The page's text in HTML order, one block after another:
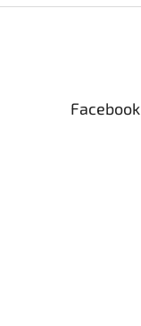
Facebook